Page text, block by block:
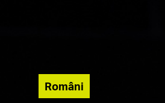
Români